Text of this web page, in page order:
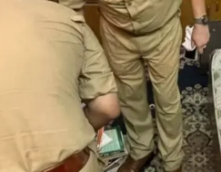
भर्ती: ओबीसी को
राहत, 2158 पदों पर
जनरल कोटे में भारी
29 दिसम्बर 2025